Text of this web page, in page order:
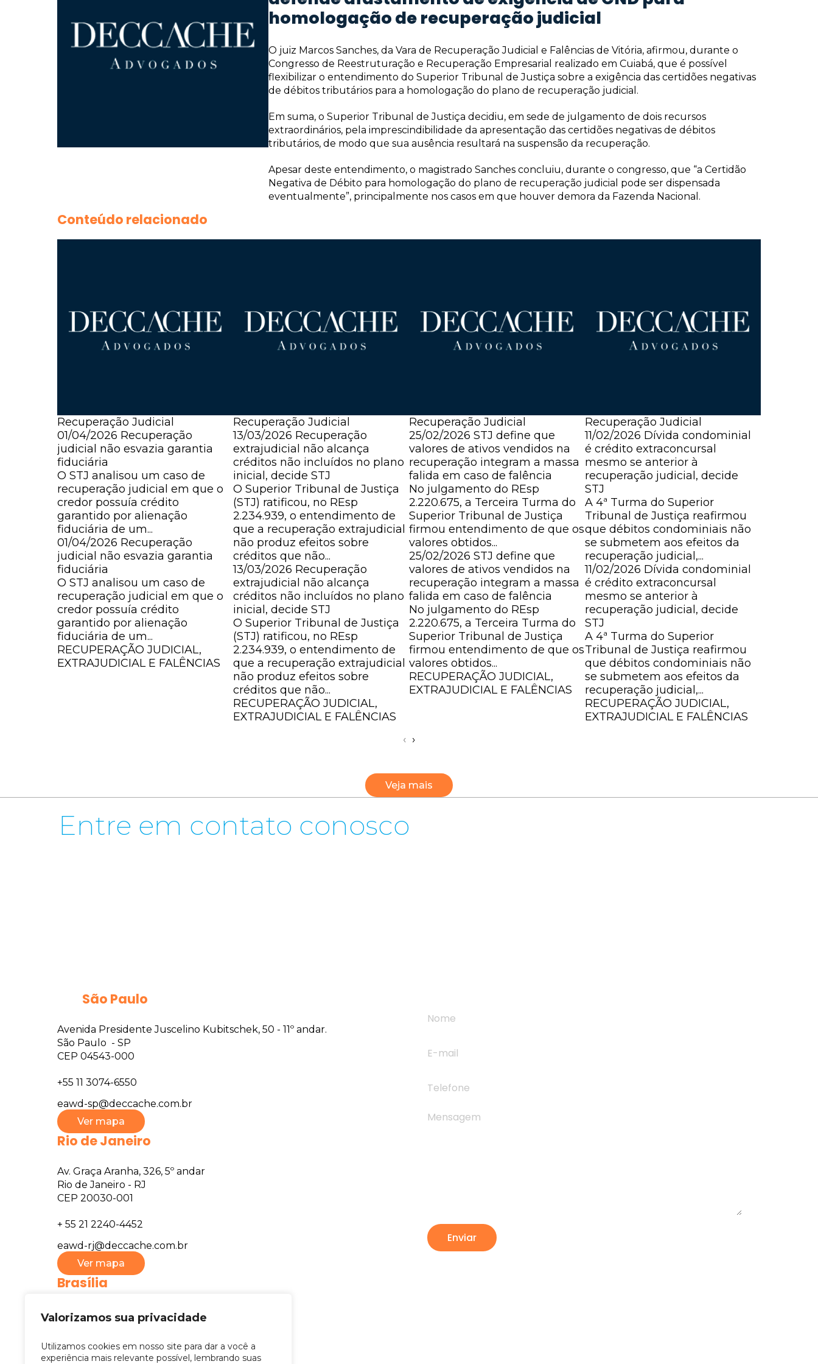
Valorizamos sua privacidade
Utilizamos cookies em nosso site para dar a você a
experiência mais relevante possível, lembrando suas
homologação de recuperação judicial
O juiz Marcos Sanches, da Vara de Recuperação Judicial e Falências de Vitória, afirmou, durante o
Congresso de Reestruturação e Recuperação Empresarial realizado em Cuiabá, que é possível
flexibilizar o entendimento do Superior Tribunal de Justiça sobre a exigência das certidões negativas
de débitos tributários para a homologação do plano de recuperação judicial.
Em suma, o Superior Tribunal de Justiça decidiu, em sede de julgamento de dois recursos
extraordinários, pela imprescindibilidade da apresentação das certidões negativas de débitos
tributários, de modo que sua ausência resultará na suspensão da recuperação.
Apesar deste entendimento, o magistrado Sanches concluiu, durante o congresso, que “a Certidão
Negativa de Débito para homologação do plano de recuperação judicial pode ser dispensada
eventualmente”, principalmente nos casos em que houver demora da Fazenda Nacional.
Conteúdo relacionado
Recuperação Judicial
01/04/2026 Recuperação
judicial não esvazia garantia
fiduciária
O STJ analisou um caso de
recuperação judicial em que o
credor possuía crédito
garantido por alienação
fiduciária de um...
01/04/2026 Recuperação
judicial não esvazia garantia
fiduciária
O STJ analisou um caso de
recuperação judicial em que o
credor possuía crédito
garantido por alienação
fiduciária de um...
RECUPERAÇÃO JUDICIAL,
EXTRAJUDICIAL E FALÊNCIAS
Recuperação Judicial
13/03/2026 Recuperação
extrajudicial não alcança
créditos não incluídos no plano
inicial, decide STJ
O Superior Tribunal de Justiça
(STJ) ratificou, no REsp
2.234.939, o entendimento de
que a recuperação extrajudicial
não produz efeitos sobre
créditos que não...
13/03/2026 Recuperação
extrajudicial não alcança
créditos não incluídos no plano
inicial, decide STJ
O Superior Tribunal de Justiça
(STJ) ratificou, no REsp
2.234.939, o entendimento de
que a recuperação extrajudicial
não produz efeitos sobre
créditos que não...
RECUPERAÇÃO JUDICIAL,
EXTRAJUDICIAL E FALÊNCIAS
Recuperação Judicial
25/02/2026 STJ define que
valores de ativos vendidos na
recuperação integram a massa
falida em caso de falência
No julgamento do REsp
2.220.675, a Terceira Turma do
Superior Tribunal de Justiça
firmou entendimento de que os
valores obtidos...
25/02/2026 STJ define que
valores de ativos vendidos na
recuperação integram a massa
falida em caso de falência
No julgamento do REsp
2.220.675, a Terceira Turma do
Superior Tribunal de Justiça
firmou entendimento de que os
valores obtidos...
RECUPERAÇÃO JUDICIAL,
EXTRAJUDICIAL E FALÊNCIAS
Recuperação Judicial
11/02/2026 Dívida condominial
é crédito extraconcursal
mesmo se anterior à
recuperação judicial, decide
STJ
A 4ª Turma do Superior
Tribunal de Justiça reafirmou
que débitos condominiais não
se submetem aos efeitos da
recuperação judicial,...
11/02/2026 Dívida condominial
é crédito extraconcursal
mesmo se anterior à
recuperação judicial, decide
STJ
A 4ª Turma do Superior
Tribunal de Justiça reafirmou
que débitos condominiais não
se submetem aos efeitos da
recuperação judicial,...
RECUPERAÇÃO JUDICIAL,
EXTRAJUDICIAL E FALÊNCIAS
‹ ›
Veja mais
Entre em contato conosco
São Paulo
Avenida Presidente Juscelino Kubitschek, 50 - 11º andar.
São Paulo - SP
CEP 04543-000
+55 11 3074-6550
eawd-sp@deccache.com.br
Ver mapa
Rio de Janeiro
Av. Graça Aranha, 326, 5º andar
Rio de Janeiro - RJ
CEP 20030-001
+ 55 21 2240-4452
eawd-rj@deccache.com.br
Ver mapa
Brasília
SHS QD. 06 Conj. A Bl. C , sala 1007, 519
Eb. Brasil XXI, Asa Sul, Brasília - DF
CEP 70316-109